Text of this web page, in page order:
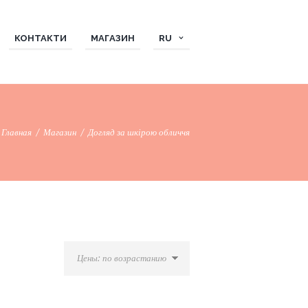
КОНТАКТИ МАГАЗИН RU
Главная Магазин Догляд за шкірою обличчя